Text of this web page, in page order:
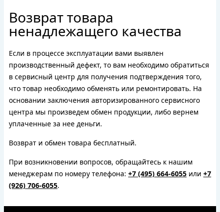
Возврат товара
ненадлежащего качества
Если в процессе эксплуатации вами выявлен
производственный дефект, то вам необходимо обратиться
в сервисный центр для получения подтверждения того,
что товар необходимо обменять или ремонтировать. На
основании заключения авторизированного сервисного
центра мы произведем обмен продукции, либо вернем
уплаченные за нее деньги.
Возврат и обмен товара бесплатный.
При возникновении вопросов, обращайтесь к нашим
менеджерам по номеру телефона: +7 (495) 664-6055 или +7
(926) 706-6055.